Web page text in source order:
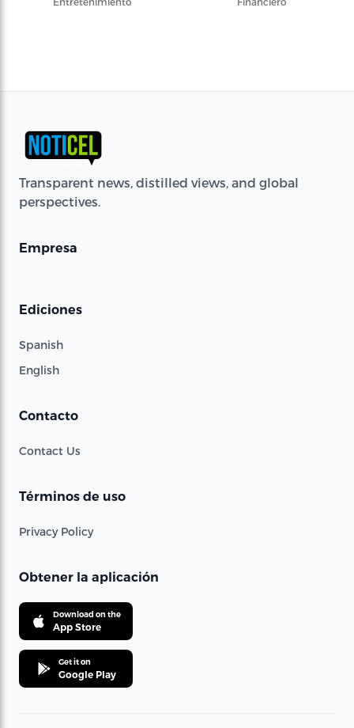
Transparent news, distilled views, and global
perspectives.
Empresa
Ediciones
Spanish
English
Contacto
Contact Us
Términos de uso
Privacy Policy
Obtener la aplicación
Download on the
App Store
Get it on
Google Play